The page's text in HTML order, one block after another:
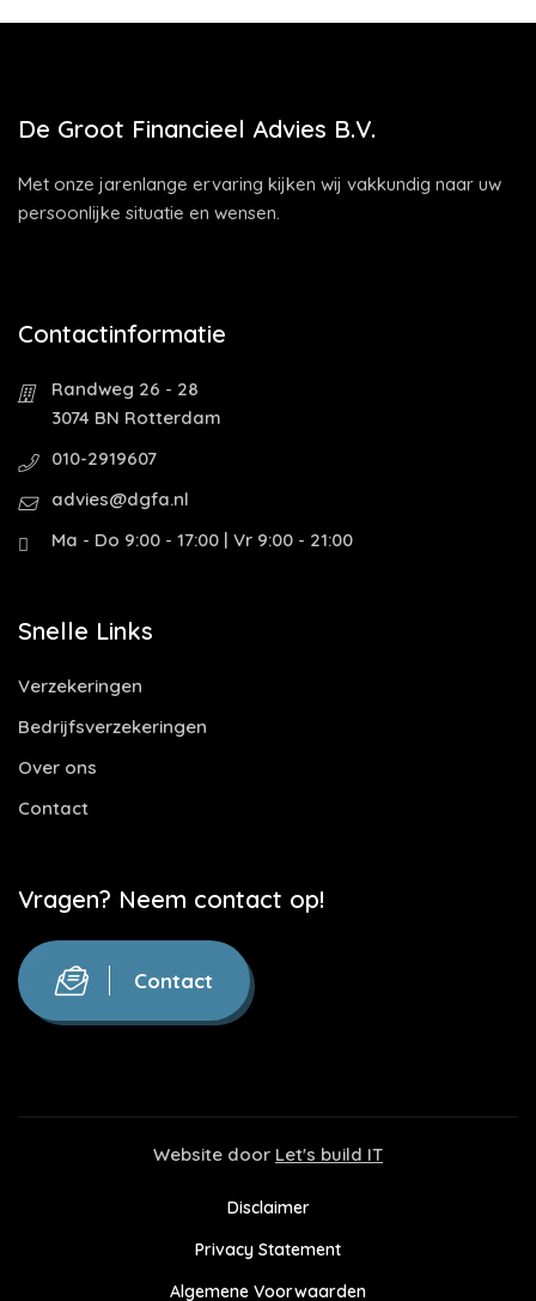
De Groot Financieel Advies B.V.
Met onze jarenlange ervaring kijken wij vakkundig naar uw
persoonlijke situatie en wensen.
Contactinformatie
Randweg 26 - 28
3074 BN Rotterdam
010-2919607
advies@dgfa.nl
Ma - Do 9:00 - 17:00 | Vr 9:00 - 21:00
Snelle Links
Verzekeringen
Bedrijfsverzekeringen
Over ons
Contact
Vragen? Neem contact op!
Contact
Website door Let's build IT
Disclaimer
Privacy Statement
Algemene Voorwaarden